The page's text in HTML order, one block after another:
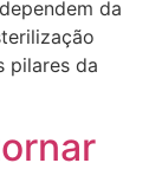
da
pilares da